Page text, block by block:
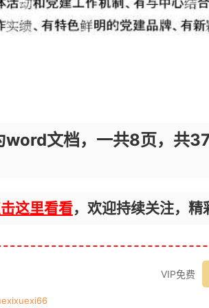
word文档，一共8页，共
这里看看，欢迎持续关注，精
VIP免费